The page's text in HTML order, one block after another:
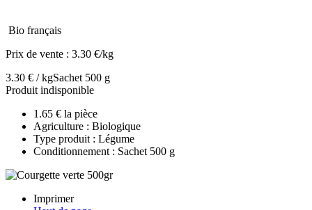
Bio français
Prix de vente : 3.30 €/kg
3.30 € / kgSachet 500 g
Produit indisponible
1.65 € la pièce
Agriculture : Biologique
Type produit : Légume
Conditionnement : Sachet 500 g
Imprimer